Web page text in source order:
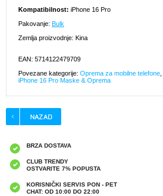
Kompatibilnost: iPhone 16 Pro
Pakovanje: Bulk
Zemlja proizvodnje: Kina
EAN: 5714122479709
Povezane kategorije: Oprema za mobilne telefone
iPhone 16 Pro Maske & Oprema
BRZA DOSTAVA
CLUB TRENDY
OSTVARITE 7% POPUSTA
KORISNIČKI SERVIS PON - PET
CHAT: OD 10:00 DO 22:00